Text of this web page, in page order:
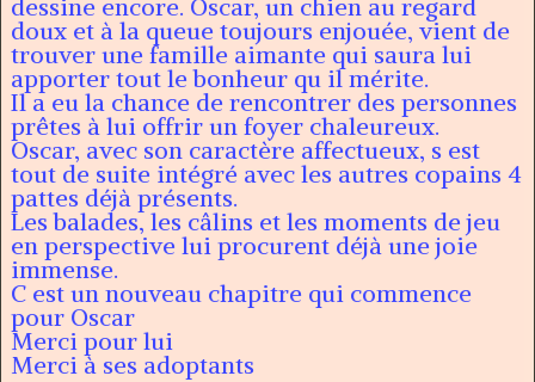
dessine encore. Oscar, un chien au regard
doux et à la queue toujours enjouée, vient de
trouver une famille aimante qui saura lui
apporter tout le bonheur qu il mérite.
Il a eu la chance de rencontrer des personnes
prêtes à lui offrir un foyer chaleureux.
Oscar, avec son caractère affectueux, s est
tout de suite intégré avec les autres copains 4
pattes déjà présents.
Les balades, les câlins et les moments de jeu
en perspective lui procurent déjà une joie
immense.
C est un nouveau chapitre qui commence
pour Oscar
Merci pour lui
Merci à ses adoptants